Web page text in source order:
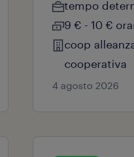
tempo
9 € - 10 €
coop
cooperativa
4 agosto 2026